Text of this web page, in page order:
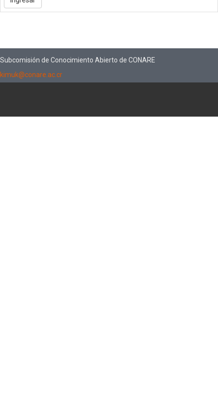
Subcomisión de Conocimiento Abierto de CONARE
kimuk@conare.ac.cr